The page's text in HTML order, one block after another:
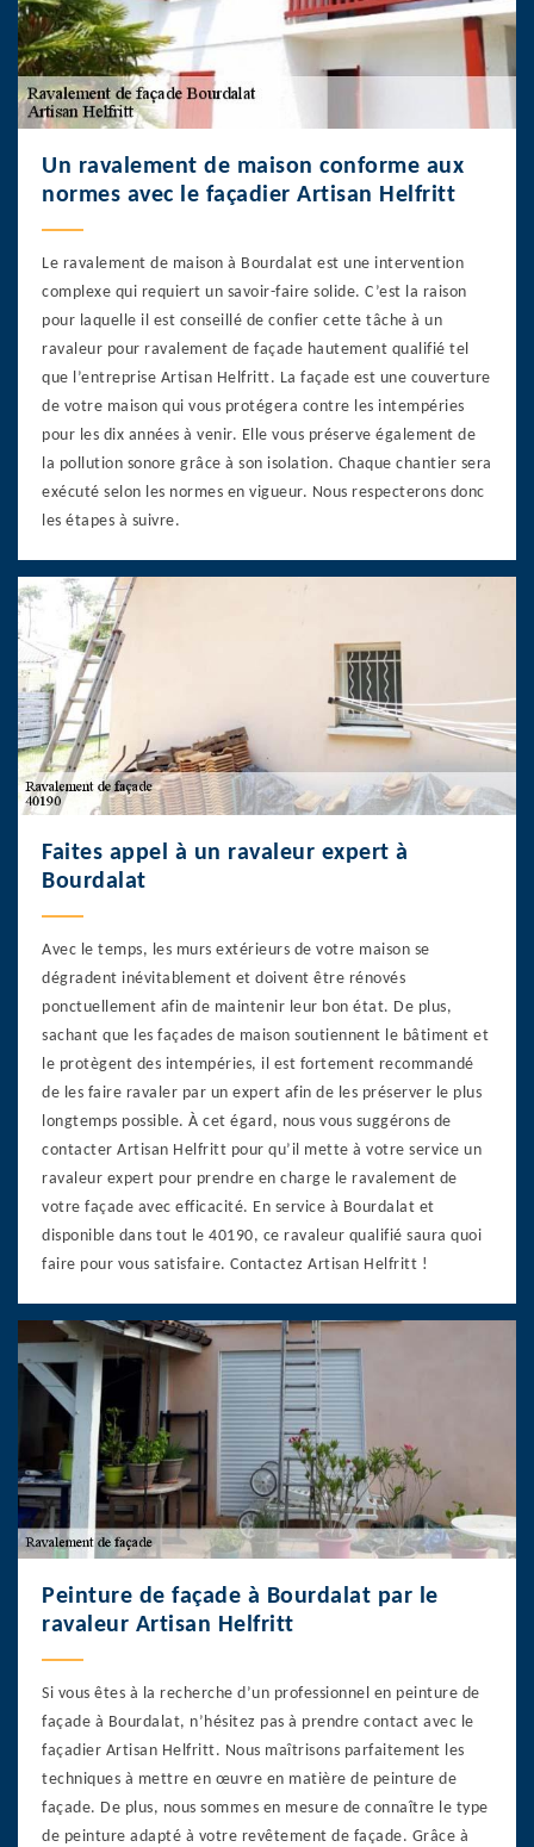
Un ravalement de maison conforme aux
normes avec le façadier Artisan Helfritt
Le ravalement de maison à Bourdalat est une intervention
complexe qui requiert un savoir-faire solide. C’est la raison
pour laquelle il est conseillé de confier cette tâche à un
ravaleur pour ravalement de façade hautement qualifié tel
que l’entreprise Artisan Helfritt. La façade est une couverture
de votre maison qui vous protégera contre les intempéries
pour les dix années à venir. Elle vous préserve également de
la pollution sonore grâce à son isolation. Chaque chantier sera
exécuté selon les normes en vigueur. Nous respecterons donc
les étapes à suivre.
Faites appel à un ravaleur expert à
Bourdalat
Avec le temps, les murs extérieurs de votre maison se
dégradent inévitablement et doivent être rénovés
ponctuellement afin de maintenir leur bon état. De plus,
sachant que les façades de maison soutiennent le bâtiment et
le protègent des intempéries, il est fortement recommandé
de les faire ravaler par un expert afin de les préserver le plus
longtemps possible. À cet égard, nous vous suggérons de
contacter Artisan Helfritt pour qu’il mette à votre service un
ravaleur expert pour prendre en charge le ravalement de
votre façade avec efficacité. En service à Bourdalat et
disponible dans tout le 40190, ce ravaleur qualifié saura quoi
faire pour vous satisfaire. Contactez Artisan Helfritt !
Peinture de façade à Bourdalat par le
ravaleur Artisan Helfritt
Si vous êtes à la recherche d’un professionnel en peinture de
façade à Bourdalat, n’hésitez pas à prendre contact avec le
façadier Artisan Helfritt. Nous maîtrisons parfaitement les
techniques à mettre en œuvre en matière de peinture de
façade. De plus, nous sommes en mesure de connaître le type
de peinture adapté à votre revêtement de façade. Grâce à